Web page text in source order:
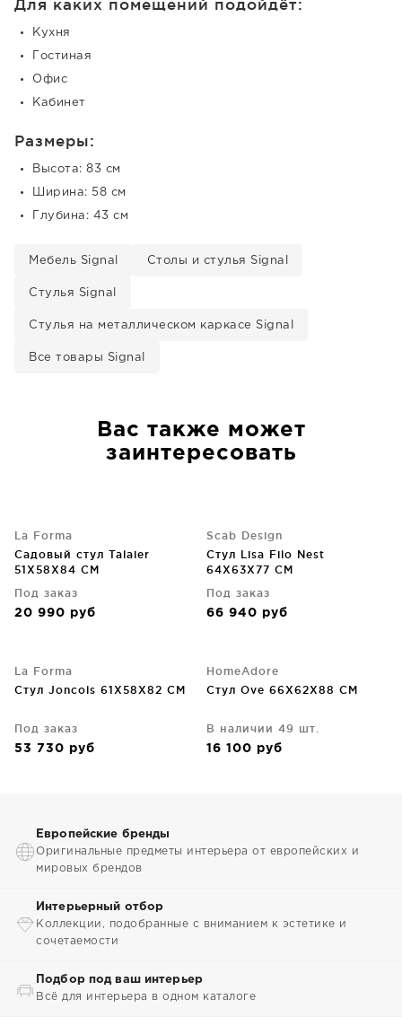
Для каких помещений подойдёт:
Кухня
Гостиная
Офис
Кабинет
Размеры:
Высота: 83 см
Ширина: 58 см
Глубина: 43 см
Мебель Signal Столы и стулья Signal
Стулья Signal
Стулья на металлическом каркасе Signal
Все товары Signal
Вас также может
заинтересовать
La Forma
Садовый стул Talaier
51X58X84 CM
Под заказ
20 990 руб
Scab Design
Стул Lisa Filo Nest
64X63X77 CM
Под заказ
66 940 руб
La Forma
Cтул Joncols 61X58X82 CM
Под заказ
53 730 руб
HomeAdore
Стул Ove 66X62X88 CM
В наличии 49 шт.
16 100 руб
Европейские бренды
Оригинальные предметы интерьера от европейских и
мировых брендов
Интерьерный отбор
Коллекции, подобранные с вниманием к эстетике и
сочетаемости
Подбор под ваш интерьер
Всё для интерьера в одном каталоге